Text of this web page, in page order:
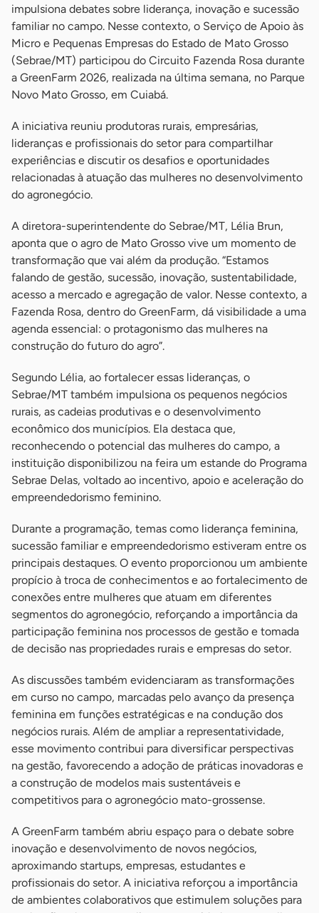
impulsiona debates sobre liderança, inovação e sucessão
familiar no campo. Nesse contexto, o Serviço de Apoio às
Micro e Pequenas Empresas do Estado de Mato Grosso
(Sebrae/MT) participou do Circuito Fazenda Rosa durante
a GreenFarm 2026, realizada na última semana, no Parque
Novo Mato Grosso, em Cuiabá.
A iniciativa reuniu produtoras rurais, empresárias,
lideranças e profissionais do setor para compartilhar
experiências e discutir os desafios e oportunidades
relacionadas à atuação das mulheres no desenvolvimento
do agronegócio.
A diretora-superintendente do Sebrae/MT, Lélia Brun,
aponta que o agro de Mato Grosso vive um momento de
transformação que vai além da produção. “Estamos
falando de gestão, sucessão, inovação, sustentabilidade,
acesso a mercado e agregação de valor. Nesse contexto, a
Fazenda Rosa, dentro do GreenFarm, dá visibilidade a uma
agenda essencial: o protagonismo das mulheres na
construção do futuro do agro”.
Segundo Lélia, ao fortalecer essas lideranças, o
Sebrae/MT também impulsiona os pequenos negócios
rurais, as cadeias produtivas e o desenvolvimento
econômico dos municípios. Ela destaca que,
reconhecendo o potencial das mulheres do campo, a
instituição disponibilizou na feira um estande do Programa
Sebrae Delas, voltado ao incentivo, apoio e aceleração do
empreendedorismo feminino.
Durante a programação, temas como liderança feminina,
sucessão familiar e empreendedorismo estiveram entre os
principais destaques. O evento proporcionou um ambiente
propício à troca de conhecimentos e ao fortalecimento de
conexões entre mulheres que atuam em diferentes
segmentos do agronegócio, reforçando a importância da
participação feminina nos processos de gestão e tomada
de decisão nas propriedades rurais e empresas do setor.
As discussões também evidenciaram as transformações
em curso no campo, marcadas pelo avanço da presença
feminina em funções estratégicas e na condução dos
negócios rurais. Além de ampliar a representatividade,
esse movimento contribui para diversificar perspectivas
na gestão, favorecendo a adoção de práticas inovadoras e
a construção de modelos mais sustentáveis e
competitivos para o agronegócio mato-grossense.
A GreenFarm também abriu espaço para o debate sobre
inovação e desenvolvimento de novos negócios,
aproximando startups, empresas, estudantes e
profissionais do setor. A iniciativa reforçou a importância
de ambientes colaborativos que estimulem soluções para